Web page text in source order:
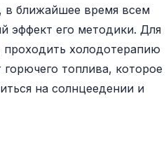
в ближайшее время всем
эффект его методики. Для
проходить холодотерапию
топлива, которое
на солнцеедении и